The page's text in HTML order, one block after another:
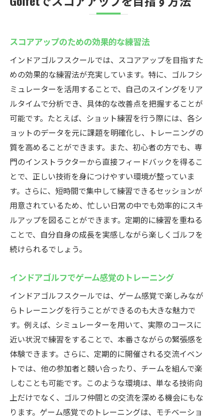
スコアアップのための効果的な練習法
インドアゴルフスクールでは、スコアアップを目指すた
めの効果的な練習法が充実しています。特に、ゴルフシ
ミュレーターを活用することで、自己のスイングをリア
ルタイムで分析でき、具体的な改善点を把握することが
可能です。たとえば、ショット練習を行う際には、各シ
ョットのデータを元に課題を明確化し、トレーニングの
質を高めることができます。また、初心者の方でも、専
門のインストラクターから直接フィードバックを得るこ
とで、正しい技術を身につけやすい環境が整っていま
す。さらに、短時間で集中して練習できるセッションが
用意されているため、忙しい日常の中でも効率的にスキ
ルアップを図ることができます。定期的に練習を重ねる
ことで、自分自身の成長を実感しながら楽しくゴルフを
続けられるでしょう。
インドアゴルフでゲーム感覚のトレーニング
インドアゴルフスクールでは、ゲーム感覚で楽しみなが
らトレーニングを行うことができるのも大きな魅力で
す。例えば、シミュレーターを用いて、実際のコースに
近い状況で練習をすることで、本番さながらの緊張感を
体験できます。さらに、定期的に開催される交流イベン
トでは、他の参加者と競い合ったり、チームを組んで楽
しむことも可能です。このような環境は、単なる技術向
上だけでなく、ゴルフ仲間との交流を深める機会にもな
ります。ゲーム感覚でのトレーニングは、モチベーショ